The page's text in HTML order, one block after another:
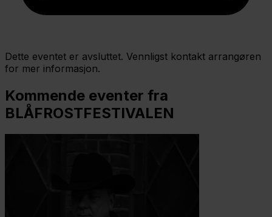
Dette eventet er avsluttet. Vennligst kontakt arrangøren
for mer informasjon.
Kommende eventer fra
BLÅFROSTFESTIVALEN